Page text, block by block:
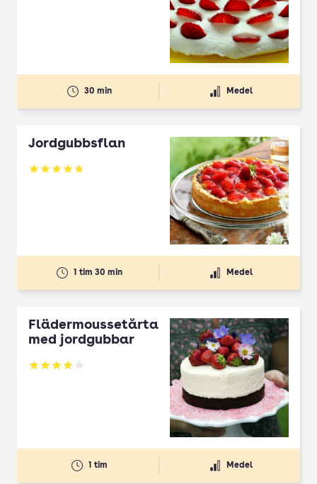
30 min Medel
Jordgubbsflan
Betyg: 4.8 av 5
1 tim 30 min Medel
Flädermoussetårta
med jordgubbar
Betyg: 3.93 av 5
1 tim Medel